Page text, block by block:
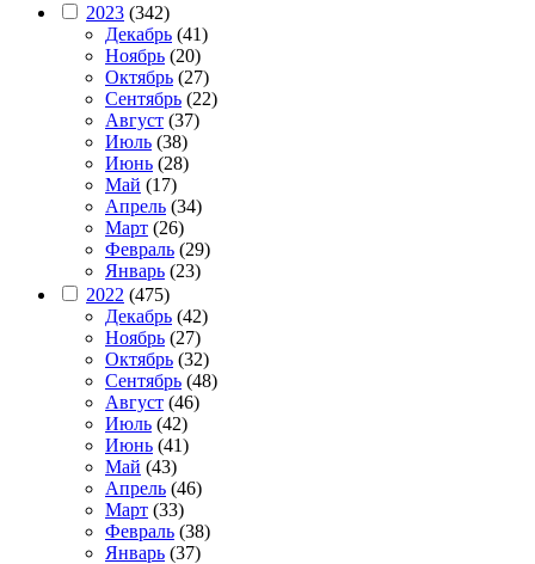
2023 (342)
Декабрь (41)
Ноябрь (20)
Октябрь (27)
Сентябрь (22)
Август (37)
Июль (38)
Июнь (28)
Май (17)
Апрель (34)
Март (26)
Февраль (29)
Январь (23)
2022 (475)
Декабрь (42)
Ноябрь (27)
Октябрь (32)
Сентябрь (48)
Август (46)
Июль (42)
Июнь (41)
Май (43)
Апрель (46)
Март (33)
Февраль (38)
Январь (37)